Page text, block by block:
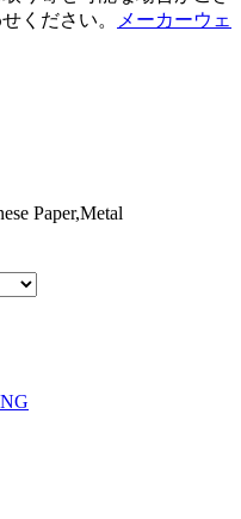
ください。
メーカーウェ
Paper,Metal